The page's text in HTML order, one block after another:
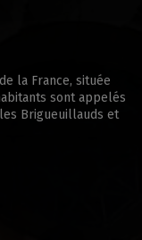
la France, située
sont appelés
Brigueuillauds et